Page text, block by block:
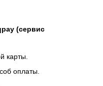
(сервис
карты.
оплаты.